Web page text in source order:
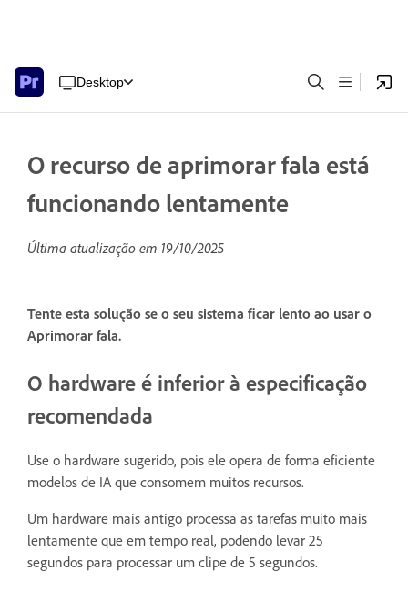
Desktop
O recurso de aprimorar fala está
funcionando lentamente
Última atualização em 19/10/2025
Tente esta solução se o seu sistema ficar lento ao usar o
Aprimorar fala.
O hardware é inferior à especificação
recomendada
Use o hardware sugerido, pois ele opera de forma eficiente
modelos de IA que consomem muitos recursos.
Um hardware mais antigo processa as tarefas muito mais
lentamente que em tempo real, podendo levar 25
segundos para processar um clipe de 5 segundos.